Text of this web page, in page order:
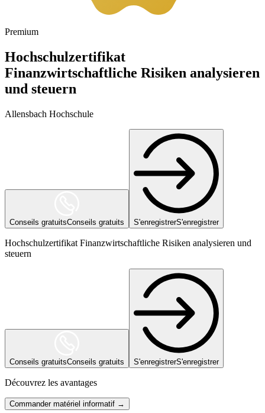
Premium
Hochschulzertifikat
Finanzwirtschaftliche Risiken analysieren
und steuern
Allensbach Hochschule
Conseils gratuitsConseils gratuits S'enregistrerS'enregistrer
Hochschulzertifikat Finanzwirtschaftliche Risiken analysieren und
steuern
Conseils gratuitsConseils gratuits S'enregistrerS'enregistrer
Découvrez les avantages
Commander matériel informatif →